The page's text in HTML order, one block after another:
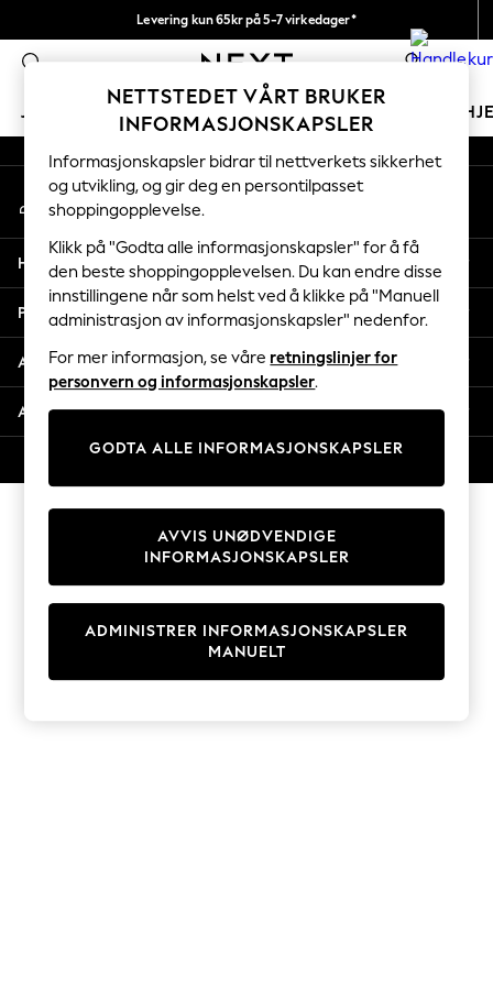
Levering kun 65kr på 5-7 virkedager*
Vi betaler alle tollavgifter 0
JENTER GUTTER BABY KVINNER
GIRLS
New In
50 - 92cm
98 - 110cm
116 - 134cm
140 - 174cm
Trending: Top & Short Sets
Trending: Clogs
Toy Story
THE SET
Coats & Jackets
Sweatshirts & Hoodies
Knitwear
Cardigans
Dresses
Sets & Outfits
T-Shirts
An error occurred on client
Våre sosiale nettverk
Min konto
Logg inn på kontoen din
Hjelp
Personvern & Juridisk
Avdelinger
Andre tjenester
NETTSTEDET VÅRT BRUKER
INFORMASJONSKAPSLER
Informasjonskapsler bidrar til nettverkets sikkerhet
og utvikling, og gir deg en persontilpasset
shoppingopplevelse.
Klikk på "Godta alle informasjonskapsler" for å få
den beste shoppingopplevelsen. Du kan endre disse
innstillingene når som helst ved å klikke på "Manuell
administrasjon av informasjonskapsler" nedenfor.
For mer informasjon, se våre retningslinjer for
personvern og informasjonskapsler.
GODTA ALLE INFORMASJONSKAPSLER
ADMINISTRER INFORMASJONSKAPSLER
MANUELT
AVVIS UNØDVENDIGE
INFORMASJONSKAPSLER